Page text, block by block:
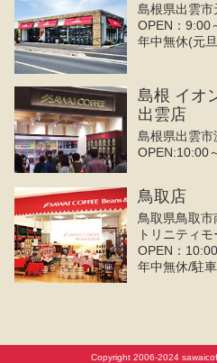
島根県出雲市
OPEN：9:00
年中無休(元
島根 イオ
出雲店
島根県出雲市
OPEN:10:00
鳥取店
鳥取県鳥取市
トリニティ
OPEN：
年中無休/駐
Copyright 2006-2024